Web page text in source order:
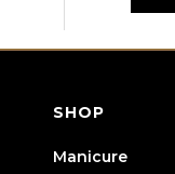
SHOP
Manicure